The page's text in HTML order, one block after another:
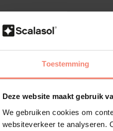
Toestemming
Deze website maakt gebruik
We gebruiken cookies om
websiteverkeer te analyseren.
Applications
Contrôle du climat
Porte d'entrée
Bureaux et
BTP et